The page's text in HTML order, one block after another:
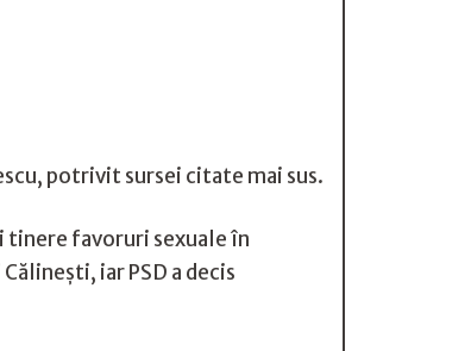
potrivit sursei citate mai sus.
tinere favoruri sexuale în
iar PSD a decis